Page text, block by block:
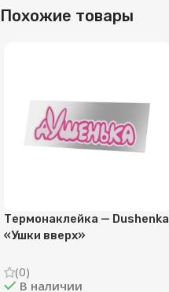
Похожие товары
Термонаклейка — Dushenka
«Ушки вверх»
(0)
В наличии